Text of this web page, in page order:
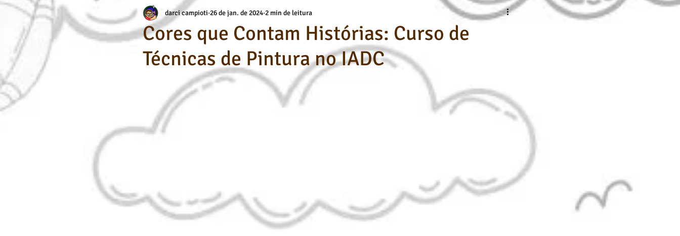
Aerografia Habilidade Específica Básicos Kids deuses Cursos Online Desenho Básico
Dicas de Arte / Desenho Cursos Desenho Artístico Cursos de Desenho Pintura a Óleo
Cores que Contam Histórias: Curso de
Técnicas de Pintura no IADC
darci campioti 26 de jan. de 2024 2 min de leitura